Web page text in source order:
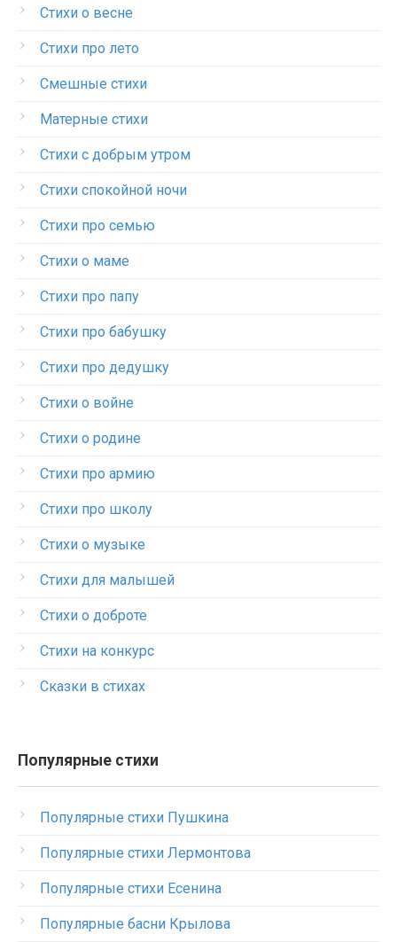
Стихи о весне
Стихи про лето
Смешные стихи
Матерные стихи
Стихи с добрым утром
Стихи спокойной ночи
Стихи про семью
Стихи о маме
Стихи про папу
Стихи про бабушку
Стихи про дедушку
Стихи о войне
Стихи о родине
Стихи про армию
Стихи про школу
Стихи о музыке
Стихи для малышей
Стихи о доброте
Стихи на конкурс
Сказки в стихах
Популярные стихи
Популярные стихи Пушкина
Популярные стихи Лермонтова
Популярные стихи Есенина
Популярные басни Крылова